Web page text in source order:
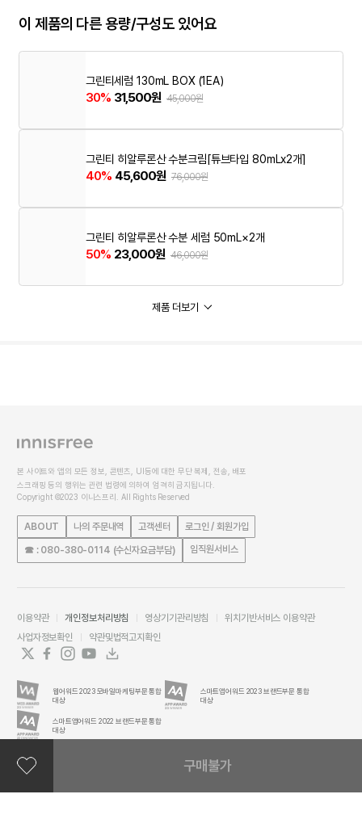
이 제품의 다른 용량/구성도 있어요
그린티세럼 130mL BOX (1EA)
30% 31,500원 45,000원
그린티 히알루론산 수분크림[튜브타입 80mLx2개]
40% 45,600원 76,000원
그린티 히알루론산 수분 세럼 50mL×2개
50% 23,000원 46,000원
제품 더보기
구매불가
본 사이트와 앱의 모든 정보, 콘텐츠, UI등에 대한 무단 복제, 전송, 배포
스크래핑 등의 행위는 관련 법령에 의하여 엄격히 금지됩니다.
Copyright ©2023 이니스프리. All Rights Reserved
ABOUT 나의 주문내역 고객센터 로그인 / 회원가입
☎ : 080-380-0114 (수신자요금부담) 임직원서비스
이용약관 개인정보처리방침 영상기기관리방침
위치기반서비스 이용약관
사업자정보확인
약관및법적고지확인
웹어워드 2023 모바일마케팅부문 통합
대상
스마트앱어워드 2023 브랜드부문 통합
대상
스마트앱어워드 2022 브랜드부문 통합
대상